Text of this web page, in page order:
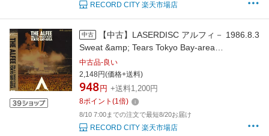
RECORD CITY 楽天市場店
中古
【中古】LASERDISC アルフィ－ 1986.8.3
Sweat &amp; Tears Tokyo Bay-area
G88M0136 NOT ON LABEL /00500
中古品-良い
2,148円(価格+送料)
948 円 +送料1,200円
8ポイント (1倍)
8/10 7:00までの注文で最短8/20お届け
RECORD CITY 楽天市場店